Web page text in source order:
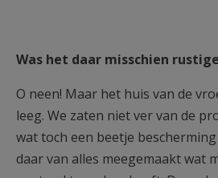
Was het daar misschien
O neen! Maar het huis van de
leeg. We zaten niet ver van de
wat toch een beetje
daar van alles meegemaakt wat